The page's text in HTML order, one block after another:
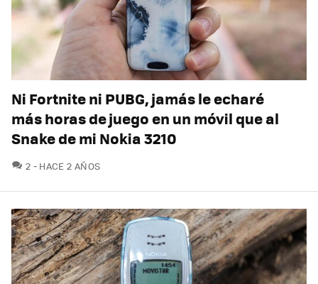
Ni Fortnite ni PUBG, jamás le echaré
más horas de juego en un móvil que al
Snake de mi Nokia 3210
2 COMENTARIOS
HACE 2 AÑOS